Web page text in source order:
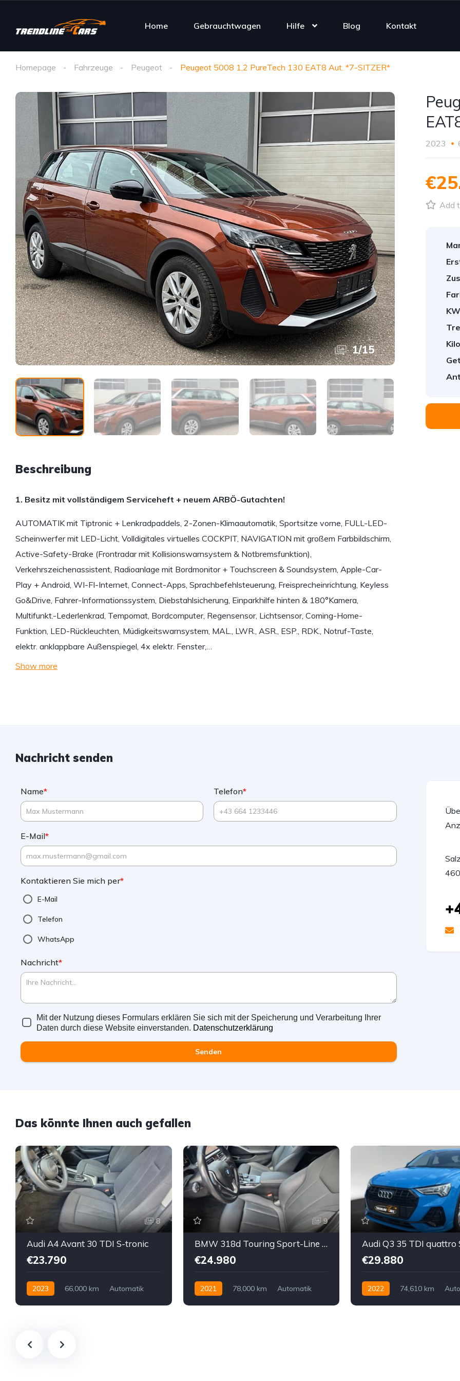
Home Gebrauchtwagen Hilfe Blog Kontakt
Homepage Fahrzeuge Peugeot Peugeot 5008 1,2 PureTech 130 EAT8 Aut. *7-SITZER*
1/15
Beschreibung
1. Besitz mit vollständigem Serviceheft + neuem ARBÖ-Gutachten!
AUTOMATIK mit Tiptronic + Lenkradpaddels, 2-Zonen-Klimaautomatik, Sportsitze vorne, FULL-LED-
Scheinwerfer mit LED-Licht, Volldigitales virtuelles COCKPIT, NAVIGATION mit großem Farbbildschirm,
Active-Safety-Brake (Frontradar mit Kollisionswarnsystem & Notbremsfunktion),
Verkehrszeichenassistent, Radioanlage mit Bordmonitor + Touchscreen & Soundsystem, Apple-Car-
Play + Android, WI-FI-Internet, Connect-Apps, Sprachbefehlsteuerung, Freisprecheinrichtung, Keyless
Go&Drive, Fahrer-Informationssystem, Diebstahlsicherung, Einparkhilfe hinten & 180°Kamera,
Multifunkt.-Lederlenkrad, Tempomat, Bordcomputer, Regensensor, Lichtsensor, Coming-Home-
Funktion, LED-Rückleuchten, Müdigkeitswarnsystem, MAL., LWR., ASR., ESP., RDK., Notruf-Taste,
elektr. anklappbare Außenspiegel, 4x elektr. Fenster,…
Show more
2023
Add
Nachricht senden
Name* Telefon*
E-Mail*
Kontaktieren Sie mich per*
E-Mail
Telefon
WhatsApp
Nachricht*
Mit der Nutzung dieses Formulars erklären Sie sich mit der Speicherung und Verarbeitung Ihrer
Daten durch diese Website einverstanden. Datenschutzerklärung
Senden
Das könnte Ihnen auch gefallen
8
Audi A4 Avant 30 TDI S-tronic
€23.790
2023 66,000 km
Automatik
9
BMW 318d Touring Sport-Line Aut.
€24.980
2021 78,000 km
Automatik
€29.880
2022 74,610 km